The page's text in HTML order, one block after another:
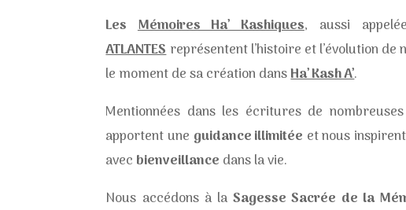
Les Mémoires Ha’ Kashiques, aussi
ATLANTESreprésentent l’histoire et l’évolution de
le moment de sa création dansHa’ Kash A’.
Mentionnées dans les écritures de
apportent une guidance illimitée et nous
avec bienveillance dans la vie.
Nous accédons à laSagesse Sacrée de la